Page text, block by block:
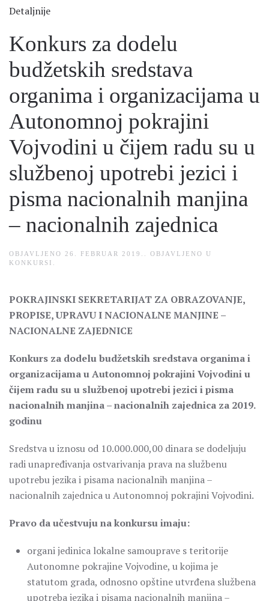
Detaljnije
Konkurs za dodelu
budžetskih sredstava
organima i organizacijama u
Autonomnoj pokrajini
Vojvodini u čijem radu su u
službenoj upotrebi jezici i
pisma nacionalnih manjina
– nacionalnih zajednica
OBJAVLJENO 26. FEBRUAR 2019.
. OBJAVLJENO U
KONKURSI
POKRAJINSKI SEKRETARIJAT ZA OBRAZOVANJE,
PROPISE, UPRAVU I NACIONALNE MANJINE –
NACIONALNE ZAJEDNICE
Konkurs za dodelu budžetskih sredstava organima i
organizacijama u Autonomnoj pokrajini Vojvodini u
čijem radu su u službenoj upotrebi jezici i pisma
nacionalnih manjina – nacionalnih zajednica za 2019.
godinu
Sredstva u iznosu od 10.000.000,00 dinara se dodeljuju
radi unapređivanja ostvarivanja prava na službenu
upotrebu jezika i pisama nacionalnih manjina –
nacionalnih zajednica u Autonomnoj pokrajini Vojvodini.
Pravo da učestvuju na konkursu imaju:
organi jedinica lokalne samouprave s teritorije
Autonomne pokrajine Vojvodine, u kojima je
statutom grada, odnosno opštine utvrđena službena
upotreba jezika i pisama nacionalnih manjina –